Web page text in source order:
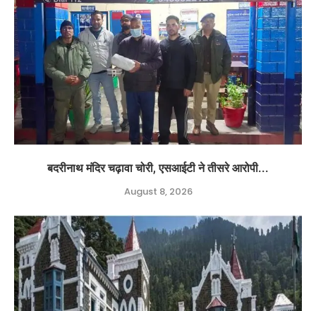
बदरीनाथ मंदिर चढ़ावा चोरी, एसआईटी ने तीसरे आरोपी...
August 8, 2026